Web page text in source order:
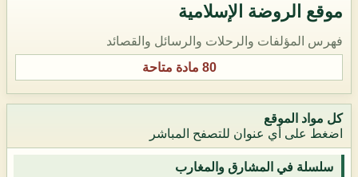
موقع الروضة الإسلامية
فهرس المؤلفات والرحلات والرسائل والقصائد
80 مادة متاحة
كل مواد الموقع
اضغط على أي عنوان للتصفح المباشر
سلسلة في المشارق والمغارب